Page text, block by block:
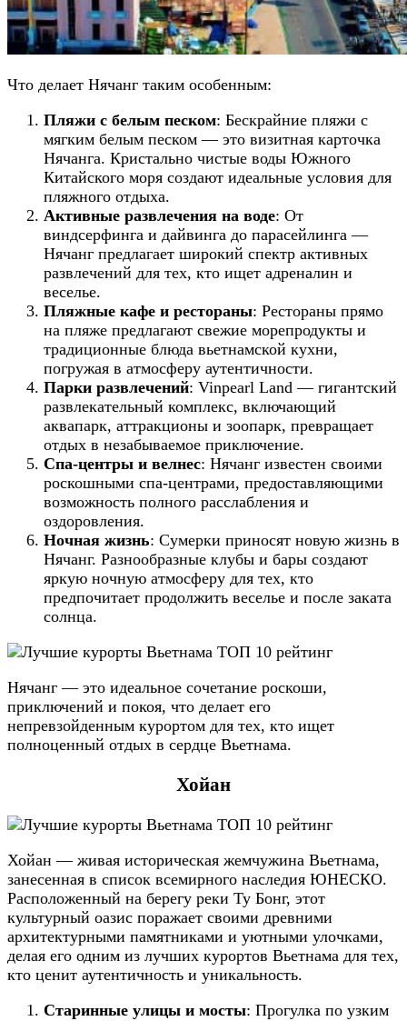
Что делает Нячанг таким особенным:
Пляжи с белым песком: Бескрайние пляжи с
мягким белым песком — это визитная карточка
Нячанга. Кристально чистые воды Южного
Китайского моря создают идеальные условия для
пляжного отдыха.
Активные развлечения на воде: От
виндсерфинга и дайвинга до парасейлинга —
Нячанг предлагает широкий спектр активных
развлечений для тех, кто ищет адреналин и
веселье.
Пляжные кафе и рестораны: Рестораны прямо
на пляже предлагают свежие морепродукты и
традиционные блюда вьетнамской кухни,
погружая в атмосферу аутентичности.
Парки развлечений: Vinpearl Land — гигантский
развлекательный комплекс, включающий
аквапарк, аттракционы и зоопарк, превращает
отдых в незабываемое приключение.
Спа-центры и велнес: Нячанг известен своими
роскошными спа-центрами, предоставляющими
возможность полного расслабления и
оздоровления.
Ночная жизнь: Сумерки приносят новую жизнь в
Нячанг. Разнообразные клубы и бары создают
яркую ночную атмосферу для тех, кто
предпочитает продолжить веселье и после заката
солнца.
Нячанг — это идеальное сочетание роскоши,
приключений и покоя, что делает его
непревзойденным курортом для тех, кто ищет
полноценный отдых в сердце Вьетнама.
Хойан
Хойан — живая историческая жемчужина Вьетнама,
занесенная в список всемирного наследия ЮНЕСКО.
Расположенный на берегу реки Ту Бонг, этот
культурный оазис поражает своими древними
архитектурными памятниками и уютными улочками,
делая его одним из лучших курортов Вьетнама для тех,
кто ценит аутентичность и уникальность.
Старинные улицы и мосты: Прогулка по узким